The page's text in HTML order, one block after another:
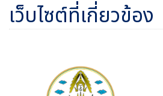
เว็บไซต์ที่เกี่ยวข้อง